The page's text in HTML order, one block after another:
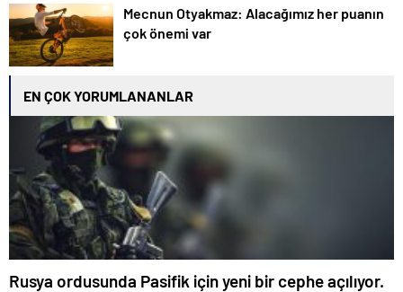
Mecnun Otyakmaz: Alacağımız her puanın
çok önemi var
EN ÇOK YORUMLANANLAR
Rusya ordusunda Pasifik için yeni bir cephe açılıyor.